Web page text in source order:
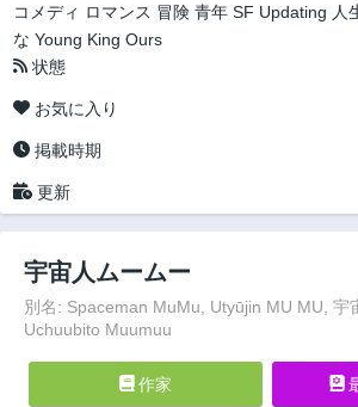
コメディ ロマンス 冒険 青年 SF Updating 人
な Young King Ours
状態
お気に入り
掲載時期
更新
宇宙人ムームー
別名: Spaceman MuMu, Utyūjin MU MU, 宇
Uchuubito Muumuu
作家